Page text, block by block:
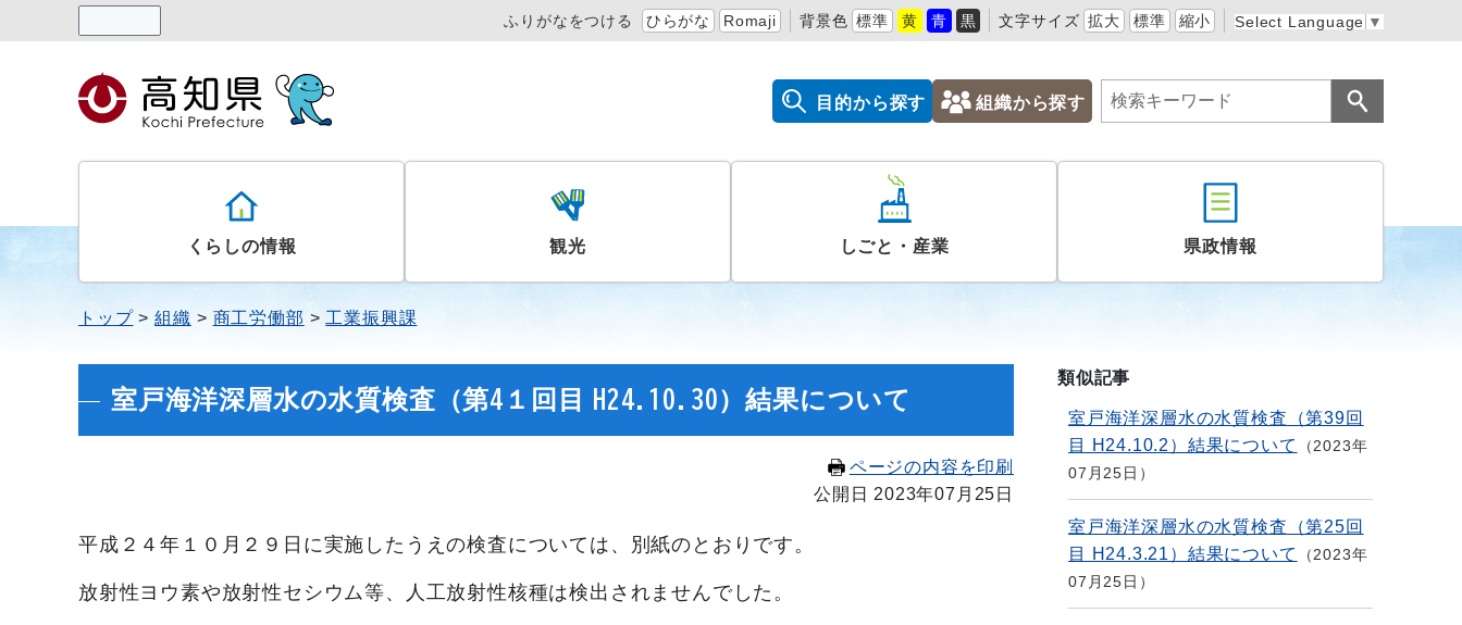
ふりがなをつける ひらがな Romaji 背景色 標準 黄 青 黒 文字サイズ 拡大 標準 縮小 Select Language ▼
目的から探す 組織から探す
くらしの情報 観光 しごと・産業 県政情報
トップ 組織 商工労働部 工業振興課
室戸海洋深層水の水質検査（第4１回目 H24.10.30）結果について
ページの内容を印刷
公開日 2023年07月25日
平成２４年１０ 月２９日に実施したうえの検査については、別紙のとおりです。
放射性ヨウ素や放射性セシウム等、人工放射性核種は検出されませんでした。
類似記事
室戸海洋深層水の水質検査（第39回
目 H24.10.2）結果について
2023年
07月25日
室戸海洋深層水の水質検査（第25回
目 H24.3.21）結果について
2023年
07月25日